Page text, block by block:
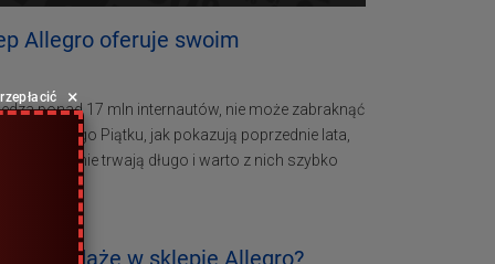
Allegro oferuje swoim
ponad 17 mln internautów, nie może zabraknąć
Czarnego Piątku, jak pokazują poprzednie lata,
okazje nie trwają długo i warto z nich szybko
wyprzedaże w sklepie Allegro?
×